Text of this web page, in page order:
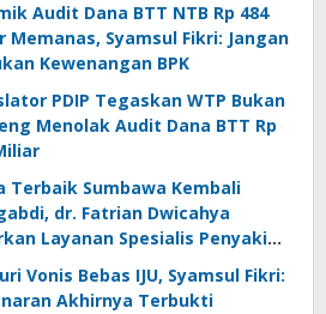
Audit Dana BTT NTB Rp 484
Memanas, Syamsul Fikri: Jangan
Kewenangan BPK
PDIP Tegaskan WTP Bukan
Menolak Audit Dana BTT Rp
Terbaik Sumbawa Kembali
dr. Fatrian Dwicahya
Layanan Spesialis Penyakit
Vonis Bebas IJU, Syamsul Fikri:
Akhirnya Terbukti